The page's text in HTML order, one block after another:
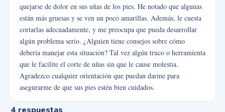
quejarse de dolor en sus uñas de los pies. He notado que algunas
están más gruesas y se ven un poco amarillas. Además, le cuesta
cortarlas adecuadamente, y me preocupa que pueda desarrollar
algún problema serio. ¿Alguien tiene consejos sobre cómo
debería manejar esta situación? Tal vez algún truco o herramienta
que le facilite el corte de uñas sin que le cause molestia.
Agradezco cualquier orientación que puedan darme para
asegurarme de que sus pies estén bien cuidados.